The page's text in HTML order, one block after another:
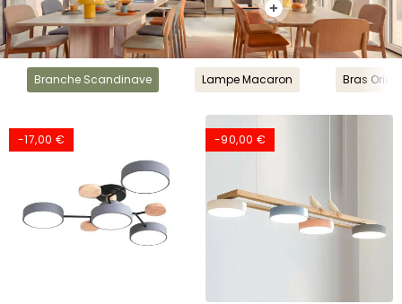
Branche Scandinave Lampe Macaron Bras
-17,00 € -90,00 €